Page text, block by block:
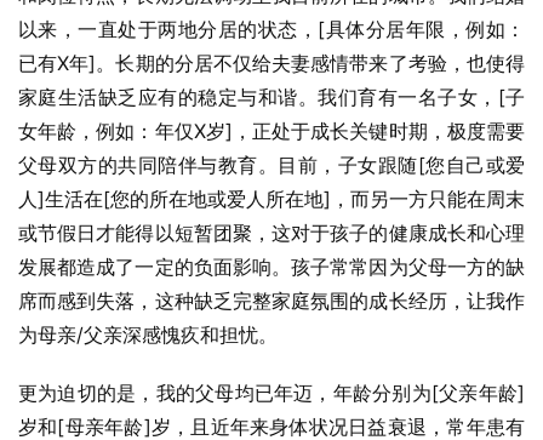
以来，一直处于两地分居的状态，[具体分居年限，例如：
已有X年]。长期的分居不仅给夫妻感情带来了考验，也使得
家庭生活缺乏应有的稳定与和谐。我们育有一名子女，[子
女年龄，例如：年仅X岁]，正处于成长关键时期，极度需要
父母双方的共同陪伴与教育。目前，子女跟随[您自己或爱
人]生活在[您的所在地或爱人所在地]，而另一方只能在周末
或节假日才能得以短暂团聚，这对于孩子的健康成长和心理
发展都造成了一定的负面影响。孩子常常因为父母一方的缺
席而感到失落，这种缺乏完整家庭氛围的成长经历，让我作
为母亲/父亲深感愧疚和担忧。
更为迫切的是，我的父母均已年迈，年龄分别为[父亲年龄]
岁和[母亲年龄]岁，且近年来身体状况日益衰退，常年患有